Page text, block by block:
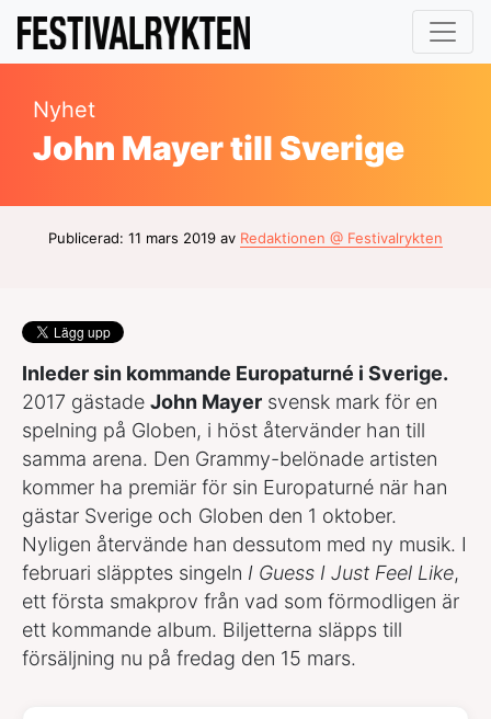
Nyhet
John Mayer till Sverige
Publicerad: 11 mars 2019 av Redaktionen @ Festivalrykten
Inleder sin kommande Europaturné i Sverige.
2017 gästade John Mayer svensk mark för en
spelning på Globen, i höst återvänder han till
samma arena. Den Grammy-belönade artisten
kommer ha premiär för sin Europaturné när han
gästar Sverige och Globen den 1 oktober.
Nyligen återvände han dessutom med ny musik. I
februari släpptes singeln I Guess I Just Feel Like,
ett första smakprov från vad som förmodligen är
ett kommande album. Biljetterna släpps till
försäljning nu på fredag den 15 mars.